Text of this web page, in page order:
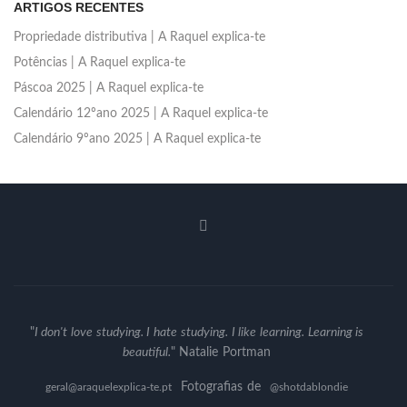
ARTIGOS RECENTES
Propriedade distributiva | A Raquel explica-te
Potências | A Raquel explica-te
Páscoa 2025 | A Raquel explica-te
Calendário 12ºano 2025 | A Raquel explica-te
Calendário 9ºano 2025 | A Raquel explica-te
"I don't love studying. I hate studying. I like learning. Learning is
beautiful." Natalie Portman
geral@araquelexplica-te.pt Fotografias de @shotdablondie